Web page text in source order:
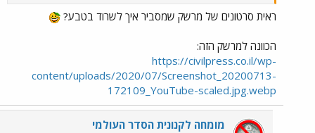
ראית סרטונים של מרשק שמסביר איך לשרוד בטבע?
הכוונה למרשק הזה:
https://civilpress.co.il/wp-
content/uploads/2020/07/Screenshot_20200713-
172109_YouTube-scaled.jpg.webp
מומחה לקנונית הסדר העולמי